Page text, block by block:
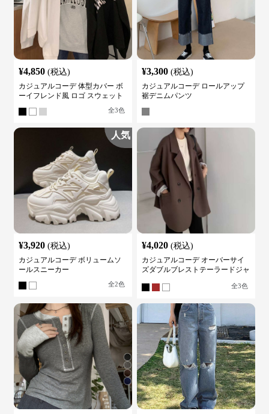
¥4,850 (税込)
カジュアルコーデ 体型カバー ボ
ーイフレンド風 ロゴ スウェット
全3色
¥3,300 (税込)
カジュアルコーデ ロールアップ
裾デニムパンツ
人気
¥3,920 (税込)
カジュアルコーデ ボリュームソ
ールスニーカー
全2色
¥4,020 (税込)
カジュアルコーデ オーバーサイ
ズダブルブレストテーラードジャ
全3色